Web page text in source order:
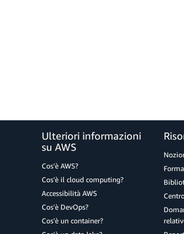
Ulteriori informazioni
su AWS
Cos'è AWS?
Cos'è il cloud computing?
Accessibilità AWS
Cos'è DevOps?
Cos'è un container?